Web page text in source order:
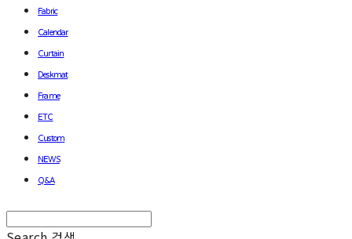
Fabric
Calendar
Curtain
Deskmat
Frame
ETC
Custom
NEWS
Q&A